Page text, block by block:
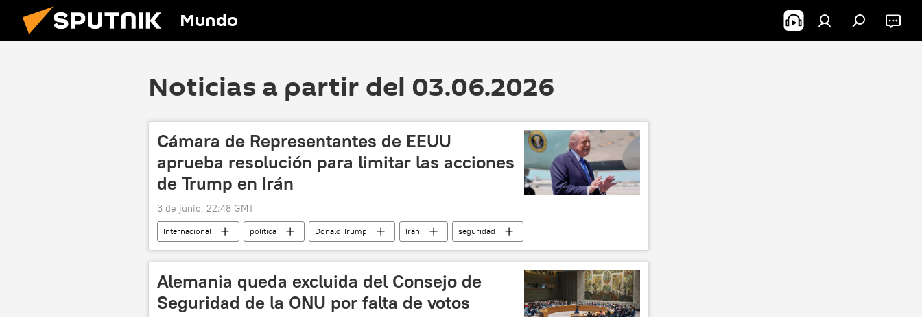
Mundo
Noticias a partir del 03.06.2026
Cámara de Representantes de EEUU
aprueba resolución para limitar las acciones
de Trump en Irán
3 de junio, 22:48 GMT
Internacional política Donald Trump Irán
seguridad
Cámara de Representantes de EEUU
Alemania queda excluida del Consejo de
Seguridad de la ONU por falta de votos